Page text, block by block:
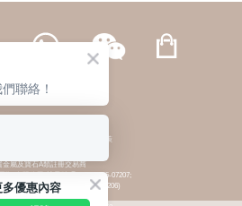
| 簡体
版權所有 不得轉載 私隱政策
金屬及寶石A類註冊交易商
際)有限公司-註冊號碼:A-B-24-05-07207;
有限公司-註冊號碼:A-B-24-05-07206)
金屬及寶石B類註冊交易商
優惠內容
聯絡！